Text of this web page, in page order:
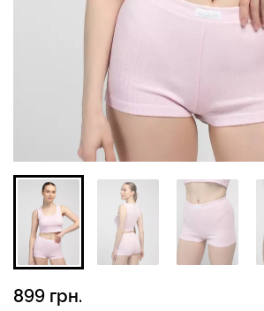
899 грн.